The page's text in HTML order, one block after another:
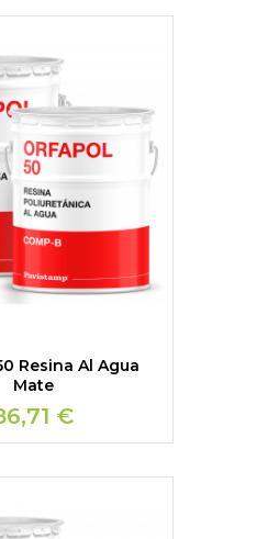
Resina Al Agua
Mate
€